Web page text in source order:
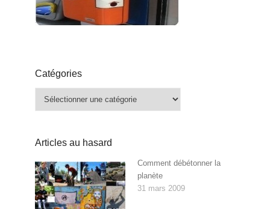
Catégories
Catégories
Articles au hasard
Comment débétonner la
planète
31 mars 2009